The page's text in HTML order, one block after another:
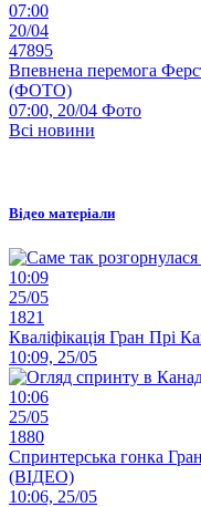
07:00
20/04
47895
Впевнена перемога
(ФОТО)
07:00, 20/04 Фото
Всі новини
Відео матеріали
10:09
25/05
1821
Кваліфікація Гран Прі
10:09, 25/05
10:06
25/05
1880
Спринтерська гонка
(ВІДЕО)
10:06, 25/05